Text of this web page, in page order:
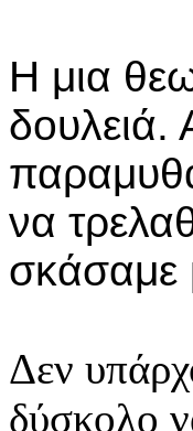
Η μια
δουλειά.
να
σκάσαμε
Δεν
δύσκολο